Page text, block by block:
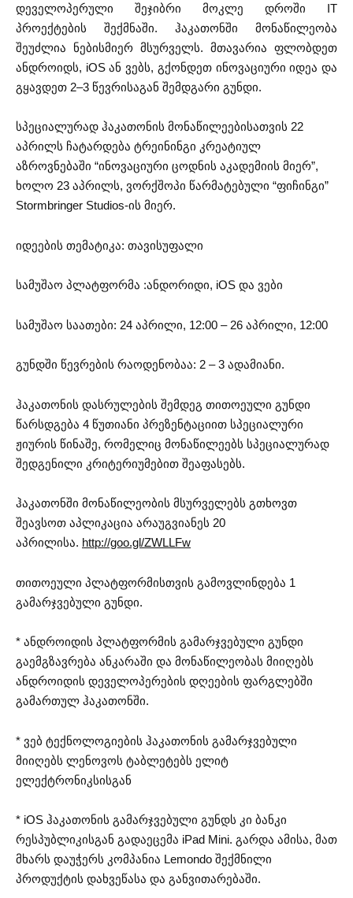
დეველოპერული შეჯიბრი მოკლე დროში IT
პროექტების შექმნაში. ჰაკათონში მონაწილეობა
შეუძლია ნებისმიერ მსურველს. მთავარია ფლობდეთ
ანდროიდს, iOS ან ვებს, გქონდეთ ინოვაციური იდეა და
გყავდეთ 2–3 წევრისაგან შემდგარი გუნდი.
სპეციალურად ჰაკათონის მონაწილეებისათვის 22
აპრილს ჩატარდება ტრეინინგი კრეატიულ
აზროვნებაში “ინოვაციური ცოდნის აკადემიის მიერ”,
ხოლო 23 აპრილს, ვორქშოპი წარმატებული “ფიჩინგი”
Stormbringer Studios-ის მიერ.
იდეების თემატიკა: თავისუფალი
სამუშაო პლატფორმა :ანდორიდი, iOS და ვები
სამუშაო საათები: 24 აპრილი, 12:00 – 26 აპრილი, 12:00
გუნდში წევრების რაოდენობაა: 2 – 3 ადამიანი.
ჰაკათონის დასრულების შემდეგ თითოეული გუნდი
წარსდგება 4 წუთიანი პრეზენტაციით სპეციალური
ჟიურის წინაშე, რომელიც მონაწილეებს სპეციალურად
შედგენილი კრიტერიუმებით შეაფასებს.
ჰაკათონში მონაწილეობის მსურველებს გთხოვთ
შეავსოთ აპლიკაცია არაუგვიანეს 20
აპრილისა. http://goo.gl/ZWLLFw
თითოეული პლატფორმისთვის გამოვლინდება 1
გამარჯვებული გუნდი.
* ანდროიდის პლატფორმის გამარჯვებული გუნდი
გაემგზავრება ანკარაში და მონაწილეობას მიიღებს
ანდროიდის დეველოპერების დღეების ფარგლებში
გამართულ ჰაკათონში.
* ვებ ტექნოლოგიების ჰაკათონის გამარჯვებული
მიიღებს ლენოვოს ტაბლეტებს ელიტ
ელექტრონიკსისგან
* iOS ჰაკათონის გამარჯვებული გუნდს კი ბანკი
რესპუბლიკისგან გადაეცემა iPad Mini. გარდა ამისა, მათ
მხარს დაუჭერს კომპანია Lemondo შექმნილი
პროდუქტის დახვეწასა და განვითარებაში.